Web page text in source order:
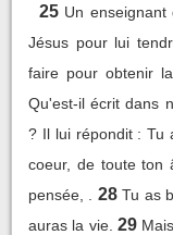
25 Un
Jésus pour lui
faire pour obtenir
Qu'est-il écrit dans
? Il lui répondit : Tu
coeur, de toute ton
pensée, .
28 Tu as
auras la vie. 29